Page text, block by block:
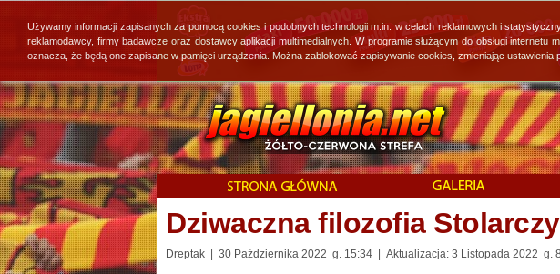
Dziwaczna filozofia
Dreptak | 30 Października 2022 g. 15:34 | Aktualizacja: 3 Listopada 2022 g.
Używamy informacji zapisanych za pomocą cookies i podobnych technologii m.in. w celach reklamowych i
reklamodawcy, firmy badawcze oraz dostawcy aplikacji multimedialnych. W programie służącym do obsługi
oznacza, że będą one zapisane w pamięci urządzenia. Można zablokować zapisywanie cookies, zmieniając ustawienia